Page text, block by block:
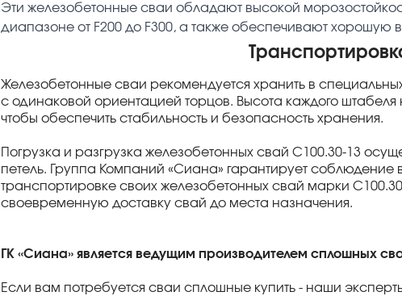
Эти железобетонные сваи обладают высокой
диапазоне от F200 до F300, а также обеспечивают хорошую
Железобетонные сваи рекомендуется хранить в
с одинаковой ориентацией торцов. Высота каждого
чтобы обеспечить стабильность и безопасность хранения.
Погрузка и разгрузка железобетонных свай С100.30-13
петель. Группа Компаний «Сиана» гарантирует соблюдение
транспортировке своих железобетонных свай марки
своевременную доставку свай до места назначения.
ГК «Сиана» является ведущим производителем сплошных
Если вам потребуется сваи сплошные купить - наши